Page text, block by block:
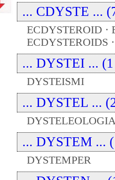
... CDYSTE ...
ECDYSTEROID ·
ECDYSTEROIDS
... DYSTEI ...
DYSTEISMI
... DYSTEL ...
... DYSTEM ...
DYSTEMPER